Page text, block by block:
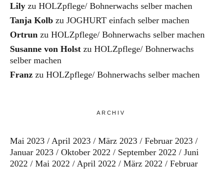
Lily zu HOLZpflege/ Bohnerwachs selber machen
Tanja Kolb zu JOGHURT einfach selber machen
Ortrun zu HOLZpflege/ Bohnerwachs selber machen
Susanne von Holst zu HOLZpflege/ Bohnerwachs
selber machen
Franz zu HOLZpflege/ Bohnerwachs selber machen
ARCHIV
Mai 2023 April 2023 März 2023
Februar 2023
Januar 2023
Oktober 2022 September 2022
Juni
2022
Mai 2022 April 2022 März 2022
Februar